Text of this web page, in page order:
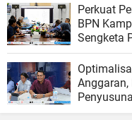
Perkuat
BPN
Sengketa
Anggaran,